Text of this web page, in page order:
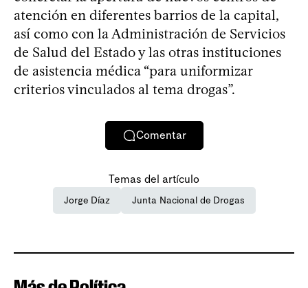
atención en diferentes barrios de la capital,
así como con la Administración de Servicios
de Salud del Estado y las otras instituciones
de asistencia médica “para uniformizar
criterios vinculados al tema drogas”.
Comentar
Temas del artículo
Jorge Díaz Junta Nacional de Drogas